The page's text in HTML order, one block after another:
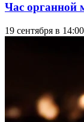
Час органной
19 сентября в